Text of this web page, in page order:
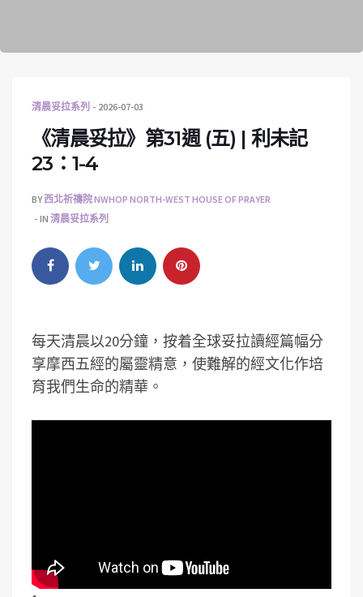
清晨妥拉系列 2026-07-03
《清晨妥拉》第31週 (五) | 利未記
23：1-4
BY西北祈禱院 NWHOP NORTH-WEST HOUSE OF PRAYER
IN 清晨妥拉系列
每天清晨以20分鐘，按着全球妥拉讀經篇幅分
享摩西五經的屬靈精意，使難解的經文化作培
育我們生命的精華。